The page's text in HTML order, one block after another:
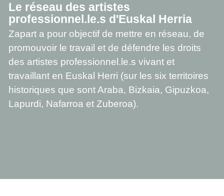
Le réseau des artistes
professionnel.le.s d'Euskal Herria
Zapart a pour objectif de mettre en réseau, de
promouvoir le travail et de défendre les droits
des artistes professionnel.le.s vivant et
travaillant en Euskal Herri (sur les six territoires
historiques que sont Araba, Bizkaia, Gipuzkoa,
Lapurdi, Nafarroa et Zuberoa).